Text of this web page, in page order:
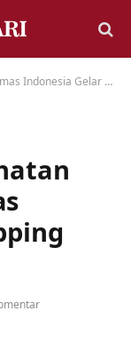
Gelar Capping Day